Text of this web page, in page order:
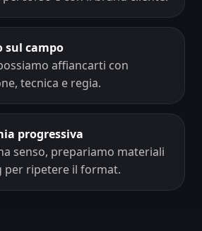
sul campo
affiancarti con
tecnica e regia.
progressiva
senso, prepariamo materiali
per ripetere il format.